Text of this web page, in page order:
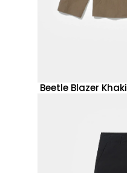
Beetle Blazer Khaki